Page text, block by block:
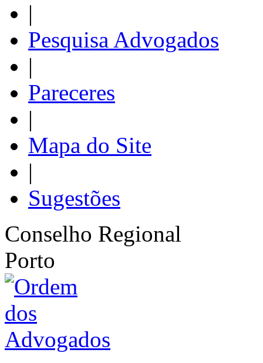
|
Pesquisa Advogados
|
Pareceres
|
Mapa do Site
|
Sugestões
Conselho Regional
Porto